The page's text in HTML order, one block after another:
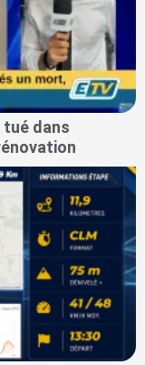
tué dans